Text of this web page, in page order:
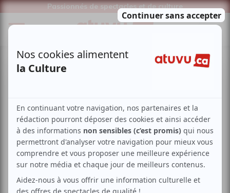
Passionnés de spectacles et de culture